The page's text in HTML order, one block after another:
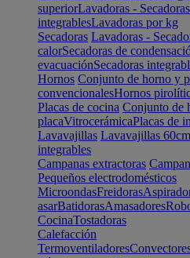
superiorLavadoras - Secadoras
integrablesLavadoras por kg
Secadoras Lavadoras -
calorSecadoras de
evacuaciónSecadoras
Hornos Conjunto de horno y
convencionalesHornos
Placas de cocina Conjunto de
placaVitrocerámicaPlacas de
Lavavajillas Lavavajillas 60cm
integrables
Campanas extractoras
Pequeños electrodomésticos
MicroondasFreidoras
asarBatidorasAmasadores
CocinaTostadoras
Calefacción
Termoventiladores